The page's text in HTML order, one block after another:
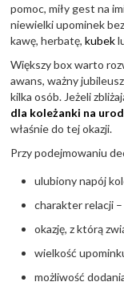
pomoc, miły gest na
niewielki upominek
kawę, herbatę,kubek
Większy box warto
awans, ważny
kilka osób. Jeżeli
dla koleżanki na
właśnie do tej okazji.
Przy podejmowaniu
ulubiony napój
charakter relacji
okazję, z którą
wielkość
możliwość